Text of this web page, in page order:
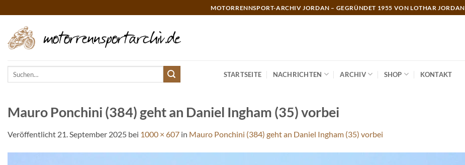
Inhalt
springen
MOTORRENNSPORT-ARCHIV JORDAN – GEGRÜNDET 1955 VON LOTHAR JORDAN
STARTSEITE NACHRICHTEN ARCHIV SHOP KONTAKT
Mauro Ponchini (384) geht an Daniel Ingham (35) vorbei
Veröffentlicht 21. September 2025 bei 1000 × 607 in Mauro Ponchini (384) geht an Daniel Ingham (35) vorbei